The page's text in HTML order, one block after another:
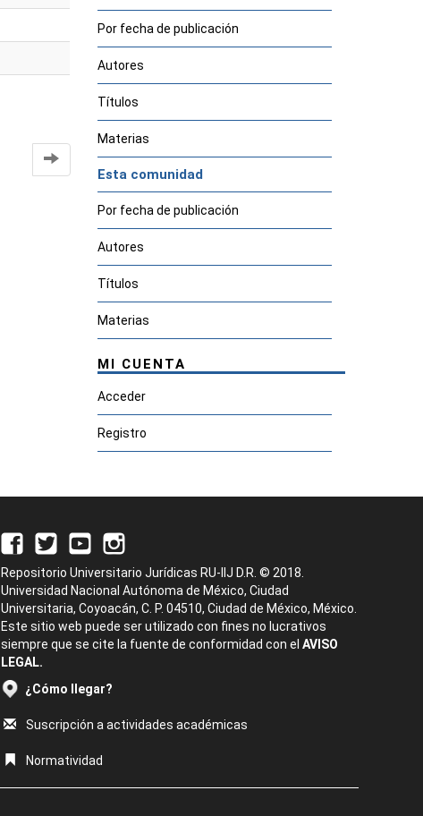
Por fecha de publicación
Autores
Títulos
Materias
Esta comunidad
Por fecha de publicación
Autores
Títulos
Materias
MI CUENTA
Acceder
Registro
Repositorio Universitario Jurídicas RU-IIJ D.R. © 2018.
Universidad Nacional Autónoma de México, Ciudad
Universitaria, Coyoacán, C. P. 04510, Ciudad de México, México.
Este sitio web puede ser utilizado con fines no lucrativos
siempre que se cite la fuente de conformidad con el AVISO
LEGAL.
¿Cómo llegar?
Suscripción a actividades académicas
Normatividad